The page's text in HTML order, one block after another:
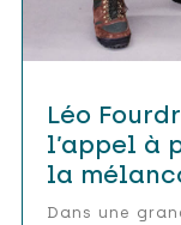
Léo
l’appel à
la
Dans une